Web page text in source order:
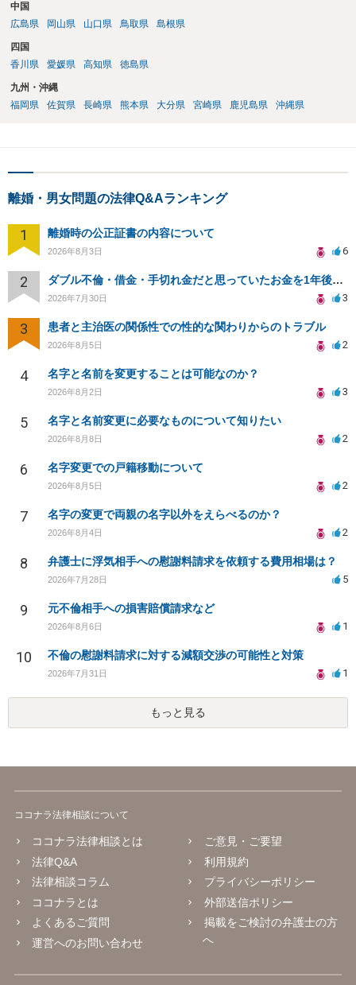
中国
広島県
岡山県 山口県 鳥取県 島根県
四国
香川県
愛媛県 高知県 徳島県
九州・沖縄
福岡県
佐賀県 長崎県 熊本県 大分県 宮崎県 鹿児島県 沖縄県
離婚・男女問題の法律Q&Aランキング
1 離婚時の公正証書の内容について
2026年8月3日 6
2 ダブル不倫・借金・手切れ金だと思っていたお金を1年後いまさら脅迫罪として通知書が来てまとめて請求
2026年7月30日 3
3 患者と主治医の関係性での性的な関わりからのトラブル
2026年8月5日 2
4 名字と名前を変更することは可能なのか？
2026年8月2日 3
5 名字と名前変更に必要なものについて知りたい
2026年8月8日 2
6 名字変更での戸籍移動について
2026年8月5日 2
7 名字の変更で両親の名字以外をえらべるのか？
2026年8月4日 2
8 弁護士に浮気相手への慰謝料請求を依頼する費用相場は？
2026年7月28日 5
9 元不倫相手への損害賠償請求など
2026年8月6日 1
10 不倫の慰謝料請求に対する減額交渉の可能性と対策
2026年7月31日 1
もっと見る
ココナラ法律相談について
ココナラ法律相談とは
法律Q&A
法律相談コラム
ココナラとは
よくあるご質問
運営へのお問い合わせ
ご意見・ご要望
利用規約
プライバシーポリシー
外部送信ポリシー
掲載をご検討の弁護士の方
へ